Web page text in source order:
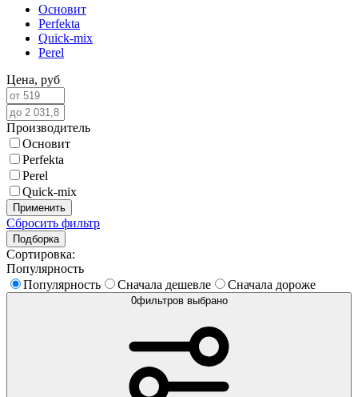
Основит
Perfekta
Quick-mix
Perel
Цена, руб
Производитель
Основит
Perfekta
Perel
Quick-mix
Применить
Сбросить фильтр
Подборка
Сортировка:
Популярность
Популярность
Сначала дешевле Сначала дороже
0фильтров выбрано